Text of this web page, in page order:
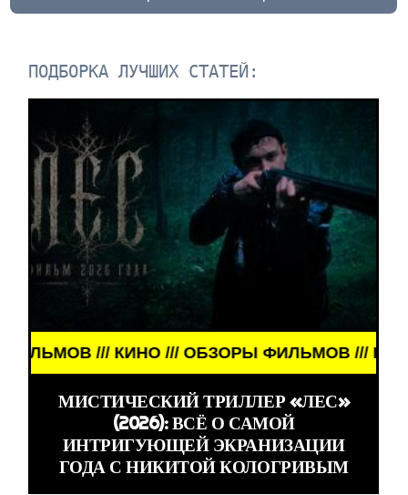
ПОДБОРКА ЛУЧШИХ СТАТЕЙ:
ФИЛЬМОВ /// КИНО /// ОБЗОРЫ
МИСТИЧЕСКИЙ ТРИЛЛЕР «ЛЕС»
(2026): ВСЁ О САМОЙ
ИНТРИГУЮЩЕЙ ЭКРАНИЗАЦИИ
ГОДА С НИКИТОЙ КОЛОГРИВЫМ